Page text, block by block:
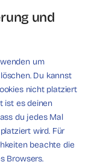
und
um
Du kannst
nicht platziert
ist es deinen
du jedes Mal
wird. Für
beachte die
Browsers.